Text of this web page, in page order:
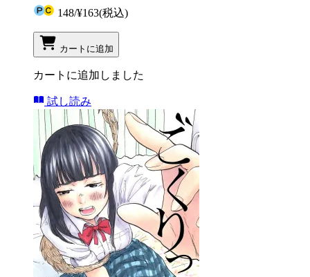
148/¥163(税込)
カートに追加
カートに追加しました
試し読み